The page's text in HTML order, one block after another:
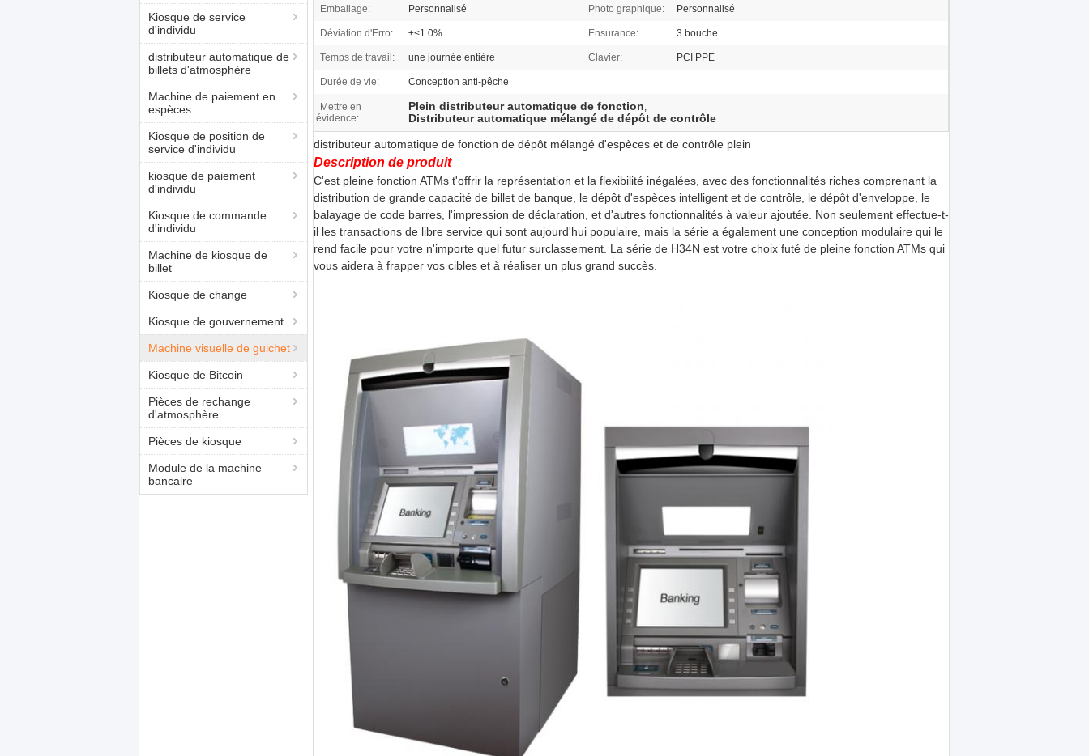
Kiosque de service
d'individu
distributeur automatique de
billets d'atmosphère
Machine de paiement en
espèces
Kiosque de position de
service d'individu
kiosque de paiement
d'individu
Kiosque de commande
d'individu
Machine de kiosque de
billet
Kiosque de change
Kiosque de gouvernement
Machine visuelle de guichet
Kiosque de Bitcoin
Pièces de rechange
d'atmosphère
Pièces de kiosque
Module de la machine
bancaire
Emballage: Personnalisé Photo graphique: Personnalisé
Déviation d'Erro: ±<1.0% Ensurance: 3 bouche
Temps de travail: une journée entière Clavier: PCI PPE
Durée de vie: Conception anti-pêche
Mettre en
évidence:
Plein distributeur automatique de fonction,
Distributeur automatique mélangé de dépôt de contrôle
distributeur automatique de fonction de dépôt mélangé d'espèces et de contrôle plein
Description de produit
C'est pleine fonction ATMs t'offrir la représentation et la flexibilité inégalées, avec des fonctionnalités riches comprenant la
distribution de grande capacité de billet de banque, le dépôt d'espèces intelligent et de contrôle, le dépôt d'enveloppe, le
balayage de code barres, l'impression de déclaration, et d'autres fonctionnalités à valeur ajoutée. Non seulement effectue-t-
il les transactions de libre service qui sont aujourd'hui populaire, mais la série a également une conception modulaire qui le
rend facile pour votre n'importe quel futur surclassement. La série de H34N est votre choix futé de pleine fonction ATMs qui
vous aidera à frapper vos cibles et à réaliser un plus grand succès.